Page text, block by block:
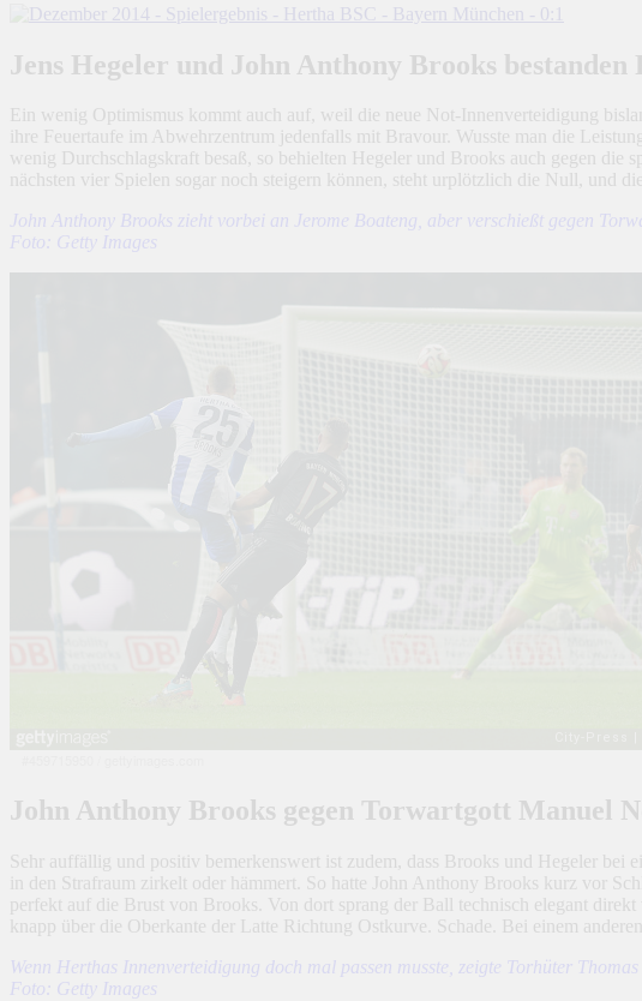
Jens Hegeler und John Anthony Brooks bestanden
Ein wenig Optimismus kommt auch auf, weil die neue Not-Innenverteidigung
ihre Feuertaufe im Abwehrzentrum jedenfalls mit Bravour. Wusste man die
wenig Durchschlagskraft besaß, so behielten Hegeler und Brooks auch gegen
nächsten vier Spielen sogar noch steigern können, steht urplötzlich die Null, und
John Anthony Brooks zieht vorbei an Jerome Boateng, aber verschießt gegen
Foto: Getty Images
John Anthony Brooks gegen Torwartgott Manuel
Sehr auffällig und positiv bemerkenswert ist zudem, dass Brooks und Hegeler bei
in den Strafraum zirkelt oder hämmert. So hatte John Anthony Brooks kurz vor
perfekt auf die Brust von Brooks. Von dort sprang der Ball technisch elegant
knapp über die Oberkante der Latte Richtung Ostkurve. Schade. Bei einem
Wenn Herthas Innenverteidigung doch mal passen musste, zeigte Torhüter
Foto: Getty Images